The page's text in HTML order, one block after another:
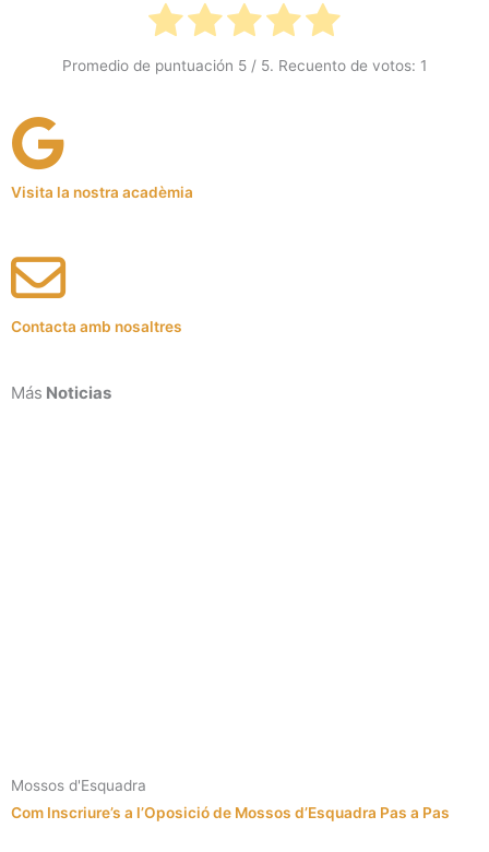
Promedio de puntuación 5 / 5. Recuento de votos: 1
Visita la nostra acadèmia
Contacta amb nosaltres
Más Noticias
Mossos d'Esquadra
Com Inscriure’s a l’Oposició de Mossos d’Esquadra Pas a Pas